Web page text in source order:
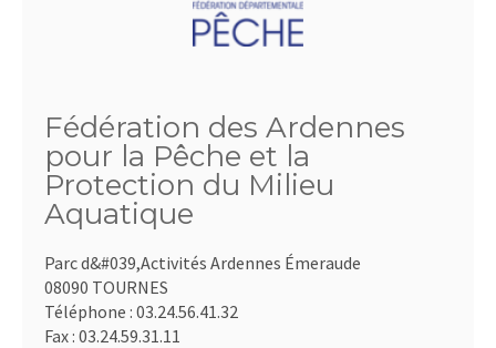
Fédération des Ardennes
pour la Pêche et la
Protection du Milieu
Aquatique
Parc d&#039,Activités Ardennes Émeraude
08090 TOURNES
Téléphone : 03.24.56.41.32
Fax : 03.24.59.31.11